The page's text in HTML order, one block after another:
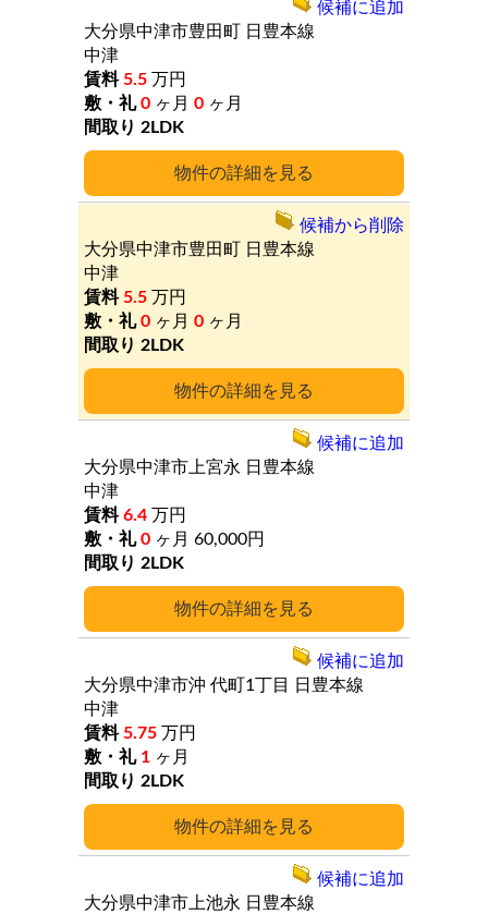
詳細
大分県中津市豊田町
日豊本線
中津
5.5 万円
0 ヶ月 0 ヶ月
2LDK
候補に追加
詳細
大分県中津市豊田町
日豊本線
中津
5.5 万円
0 ヶ月 0 ヶ月
2LDK
候補から削除
詳細
大分県中津市上宮永 日豊本線
中津
6.4 万円
0 ヶ月 60,000円
2LDK
候補に追加
詳細
大分県中津市沖 代町1丁目
日豊本線
中津
5.75 万円
1 ヶ月
2LDK
候補に追加
大分県中津市上池永 日豊本線
候補に追加